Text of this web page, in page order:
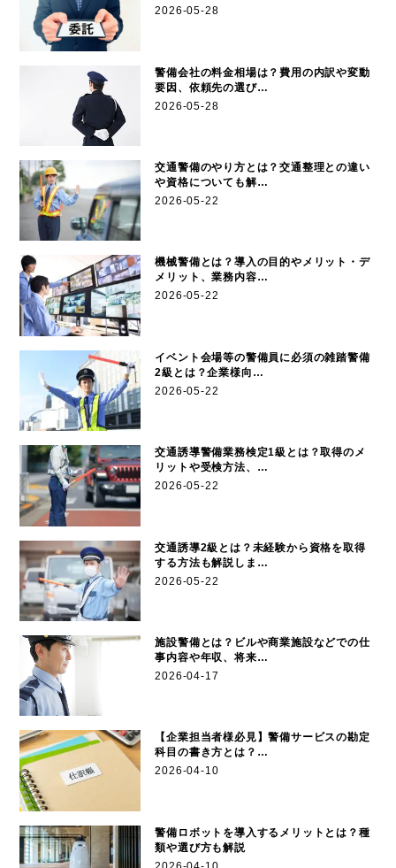
2026-05-28
警備会社の料金相場は？費用の内訳や変動
要因、依頼先の選び…
2026-05-28
交通警備のやり方とは？交通整理との違い
や資格についても解…
2026-05-22
機械警備とは？導入の目的やメリット・デ
メリット、業務内容…
2026-05-22
イベント会場等の警備員に必須の雑踏警備
2級とは？企業様向…
2026-05-22
交通誘導警備業務検定1級とは？取得のメ
リットや受検方法、…
2026-05-22
交通誘導2級とは？未経験から資格を取得
する方法も解説しま…
2026-05-22
施設警備とは？ビルや商業施設などでの仕
事内容や年収、将来…
2026-04-17
【企業担当者様必見】警備サービスの勘定
科目の書き方とは？…
2026-04-10
警備ロボットを導入するメリットとは？種
類や選び方も解説